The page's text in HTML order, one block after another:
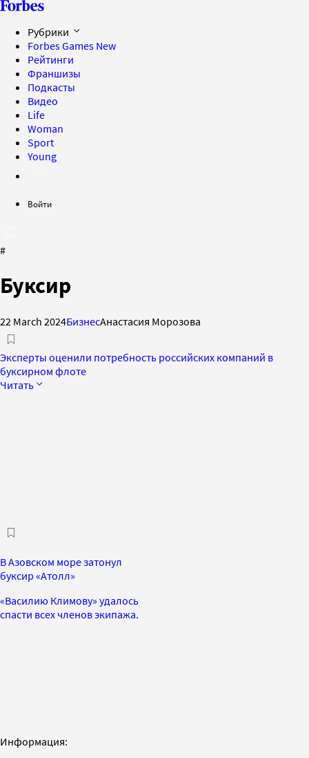
Рубрики
Forbes Games New
Рейтинги
Франшизы
Подкасты
Видео
Life
Woman
Sport
Young
Войти
#
Буксир
22 March 2024БизнесАнастасия Морозова
Эксперты оценили потребность российских компаний в
буксирном флоте
Читать
В Азовском море затонул
буксир «Атолл»
«Василию Климову» удалось
спасти всех членов экипажа.
Информация: